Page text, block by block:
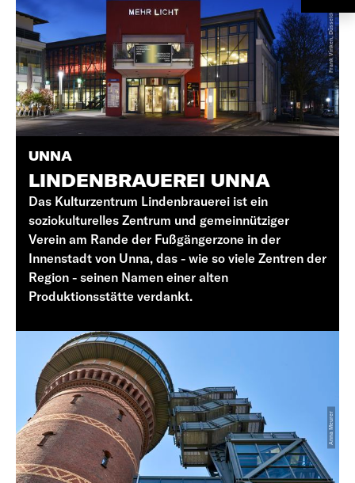
Der Anstieg nach Opherdicke
Vom Knotenpunkt 37 führt die Route
erneut steil berghoch auf das
Ardeygebirge. Der Anstieg nach
Opherdicke ist kräftezehrend, ein E-Bike
mach die Tour deutlich entspannter. Das
Haus Opherdicke ist ein schönes
Wasserschloss, dessen erste Erwähnungen
auf das Jahr 1176 zurückgehen. Neben
Ausstellungs- und Galerieräumen sorgen
auch Kammerkonzerte für die passende,
kulturelle Bespielung der historischen
Gebäude.
Zurück zum Ausgangspunkt
Durch eine schöne Naturlandschaft führt
die Route wieder zurück nach Unna. Hier
lohnt sich vor allem ein Besuch des
„Zentrum für Internationale Lichtkunst“ in
der ehemaligen Lindenbrauerei.
UNNA
LINDENBRAUEREI UNNA
Das Kulturzentrum Lindenbrauerei ist ein
soziokulturelles Zentrum und gemeinnütziger
Verein am Rande der Fußgängerzone in der
Innenstadt von Unna, das - wie so viele Zentren der
Region - seinen Namen einer alten
Produktionsstätte verdankt.